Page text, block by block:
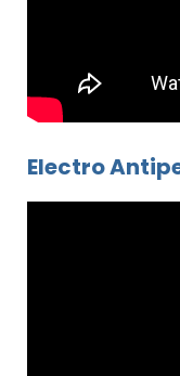
Electro